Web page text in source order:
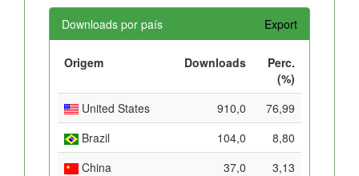
Downloads por país Export
Origem Downloads
Perc.
(%)
United States
910,0
76,99
Brazil
104,0
8,80
China
37,0
3,13